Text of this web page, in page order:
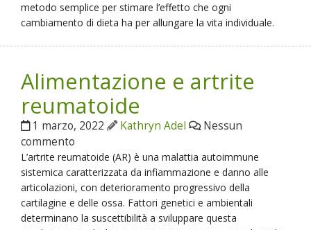
metodo semplice per stimare l’effetto che ogni
cambiamento di dieta ha per allungare la vita individuale.
Alimentazione e artrite
reumatoide
1 marzo, 2022 Kathryn Adel
Nessun
commento
L’artrite reumatoide (AR) è una malattia autoimmune
sistemica caratterizzata da infiammazione e danno alle
articolazioni, con deterioramento progressivo della
cartilagine e delle ossa. Fattori genetici e ambientali
determinano la suscettibilità a sviluppare questa